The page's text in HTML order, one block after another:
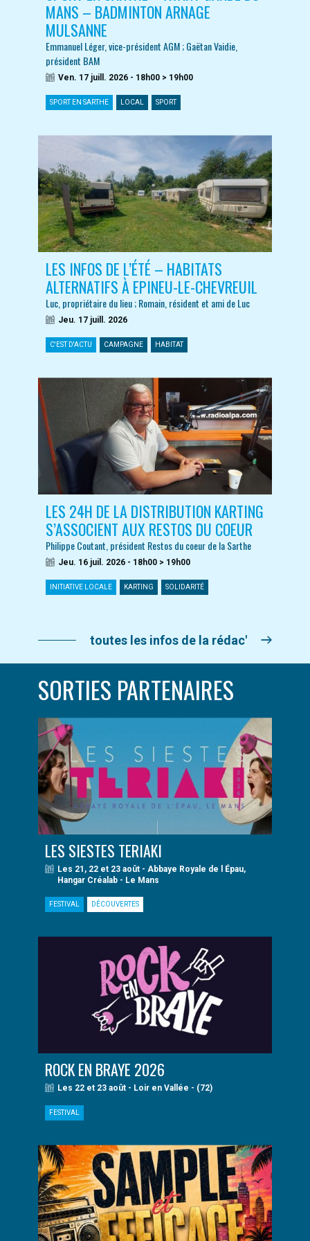
MANS – BADMINTON ARNAGE
MULSANNE
Emmanuel Léger, vice-président AGM ; Gaëtan Vaidie,
président BAM
Ven. 17 juill. 2026 - 18h00 > 19h00
SPORT EN SARTHE LOCAL SPORT
LES INFOS DE L’ÉTÉ – HABITATS
ALTERNATIFS À EPINEU-LE-CHEVREUIL
Luc, propriétaire du lieu ; Romain, résident et ami de Luc
Jeu. 17 juill. 2026
C'EST D'ACTU CAMPAGNE HABITAT
LES 24H DE LA DISTRIBUTION KARTING
S’ASSOCIENT AUX RESTOS DU COEUR
Philippe Coutant, président Restos du coeur de la Sarthe
Jeu. 16 juil. 2026 - 18h00 > 19h00
INITIATIVE LOCALE KARTING SOLIDARITÉ
toutes les infos de la rédac'
SORTIES PARTENAIRES
LES SIESTES TERIAKI
Les 21, 22 et 23 août - Abbaye Royale de l Épau,
Hangar Créalab - Le Mans
FESTIVAL DÉCOUVERTES
ROCK EN BRAYE 2026
Les 22 et 23 août - Loir en Vallée - (72)
FESTIVAL